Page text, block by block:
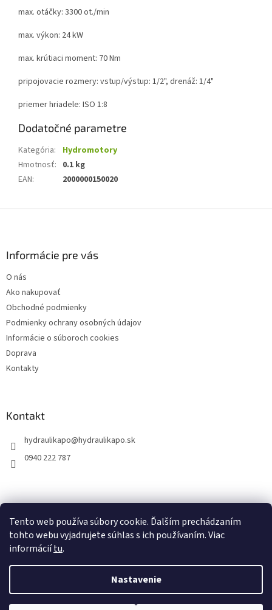
Tento web používa súbory cookie. Ďalším prechádzaním
tohto webu vyjadrujete súhlas s ich používaním. Viac
informáciítu.
Nastavenie
max. otáčky: 3300 ot./min
max. výkon: 24 kW
max. krútiaci moment: 70 Nm
pripojovacie rozmery: vstup/výstup: 1/2", drenáž: 1/4"
priemer hriadele: ISO 1:8
Dodatočné parametre
Kategória:
Hydromotory
Hmotnosť: 0.1 kg
EAN: 2000000150020
Informácie pre vás
O nás
Ako nakupovať
Obchodné podmienky
Podmienky ochrany osobných údajov
Informácie o súboroch cookies
Doprava
Kontakty
Kontakt
hydraulikapo@hydraulikapo.sk
0940 222 787
Vytvoril Shoptet